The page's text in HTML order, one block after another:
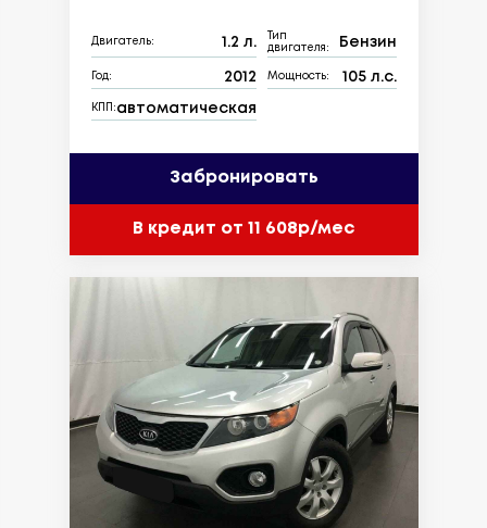
Двигатель: 1.2 л.
Тип
двигателя:
Бензин
Год: 2012 Мощность: 105 л.с.
КПП: автоматическая
Забронировать
В кредит от 11 608р/мес